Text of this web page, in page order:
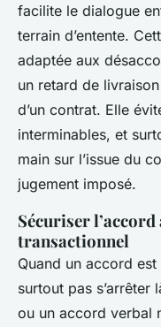
facilite le dialogue
terrain d’entente.
adaptée aux
un retard de
d’un contrat. Elle
interminables, et
main sur l’issue du
jugement imposé.
Sécuriser
transactionnel
Quand un accord
surtout pas s’arrêter
ou un accord verbal